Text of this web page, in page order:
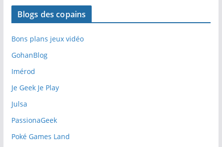
Blogs des copains
Bons plans jeux vidéo
GohanBlog
Imérod
Je Geek Je Play
Julsa
PassionaGeek
Poké Games Land